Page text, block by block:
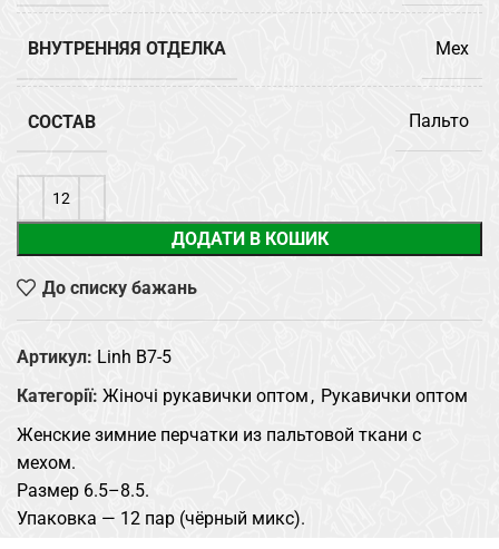
ВНУТРЕННЯЯ ОТДЕЛКА Мех
СОСТАВ Пальто
ДОДАТИ В КОШИК
До списку бажань
Артикул: Linh B7-5
Категорії: Жіночі рукавички оптом , Рукавички оптом
Женские зимние перчатки из пальтовой ткани с
мехом.
Размер 6.5–8.5.
Упаковка — 12 пар (чёрный микс).